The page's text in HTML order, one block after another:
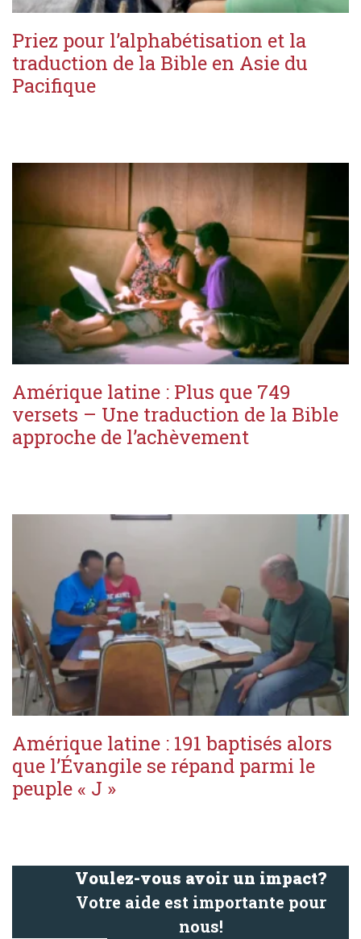
Priez pour l’alphabétisation et la
traduction de la Bible en Asie du
Pacifique
Amérique latine : Plus que 749
versets – Une traduction de la Bible
approche de l’achèvement
Amérique latine : 191 baptisés alors
que l’Évangile se répand parmi le
peuple « J »
Voulez-vous avoir un impact?
Votre aide est importante pour
nous!